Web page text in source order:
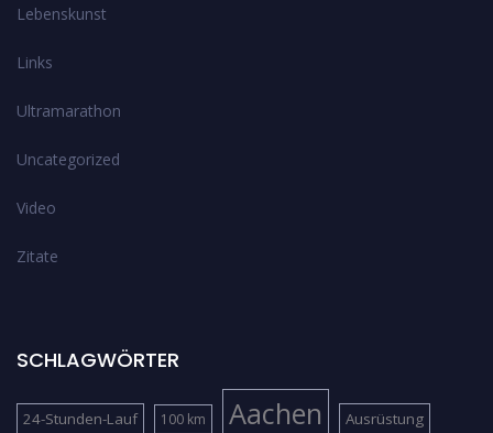
Lebenskunst
Links
Ultramarathon
Uncategorized
Video
Zitate
SCHLAGWÖRTER
24-Stunden-Lauf 100 km Aachen Ausrüstung